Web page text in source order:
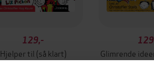
129,-
Hjelper til (så klart)
Glimrende